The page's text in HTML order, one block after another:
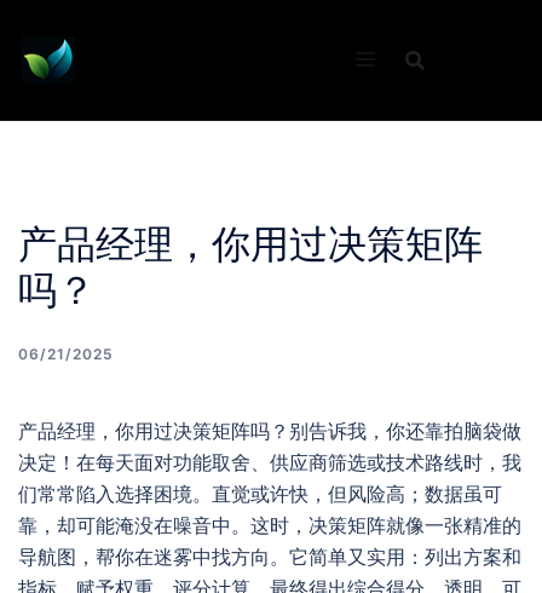
content
产品经理，你用过决策矩阵
吗？
06/21/2025
产品经理，你用过决策矩阵吗？别告诉我，你还靠拍脑袋做
决定！在每天面对功能取舍、供应商筛选或技术路线时，我
们常常陷入选择困境。直觉或许快，但风险高；数据虽可
靠，却可能淹没在噪音中。这时，决策矩阵就像一张精准的
导航图，帮你在迷雾中找方向。它简单又实用：列出方案和
指标，赋予权重，评分计算，最终得出综合得分。透明、可